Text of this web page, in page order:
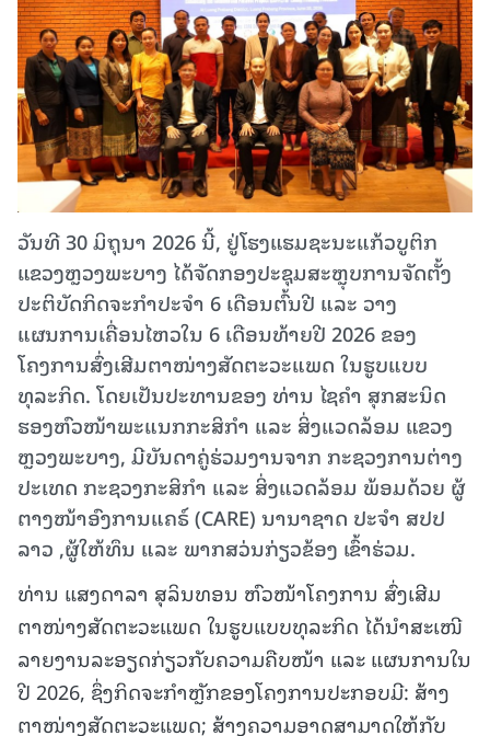
ວັນທີ 30 ມິຖຸນາ 2026 ນີ້, ຢູ່ໂຮງແຮມຊະນະແກ້ວບູຕິກ
ແຂວງຫຼວງພະບາງ ໄດ້ຈັດກອງປະຊຸມສະຫຼຸບການຈັດຕັ້ງ
ປະຕິບັດກິດຈະກຳປະຈຳ 6 ເດືອນຕົ້ນປີ ແລະ ວາງ
ແຜນການເຄື່ອນໄຫວໃນ 6 ເດືອນທ້າຍປີ 2026 ຂອງ
ໂຄງການສົ່ງເສີມຕາໜ່າງສັດຕະວະແພດ ໃນຮູບແບບ
ທຸລະກິດ. ໂດຍເປັນປະທານຂອງ ທ່ານ ໄຊຄໍາ ສຸກສະນິດ
ຮອງຫົວໜ້າພະແນກກະສິກຳ ແລະ ສິ່ງແວດລ້ອມ ແຂວງ
ຫຼວງພະບາງ, ມີບັນດາຄູ່ຮ່ວມງານຈາກ ກະຊວງການຕ່າງ
ປະເທດ ກະຊວງກະສິກຳ ແລະ ສິ່ງແວດລ້ອມ ພ້ອມດ້ວຍ ຜູ້
ຕາງໜ້າອົງການແຄຣ໌ (CARE) ນານາຊາດ ປະຈຳ ສປປ
ລາວ ,ຜູ້ໃຫ້ທຶນ ແລະ ພາກສວ່ນກ່ຽວຂ້ອງ ເຂົ້າຮ່ວມ.
ທ່ານ ແສງດາລາ ສຸລິນທອນ ຫົວໜ້າໂຄງການ ສົ່ງເສີມ
ຕາໜ່າງສັດຕະວະແພດ ໃນຮູບແບບທຸລະກິດ ໄດ້ນຳສະເໜີ
ລາຍງານລະອຽດກ່ຽວກັບຄວາມຄືບໜ້າ ແລະ ແຜນການໃນ
ປີ 2026, ຊຶ່ງກິດຈະກຳຫຼັກຂອງໂຄງການປະກອບມີ: ສ້າງ
ຕາໜ່າງສັດຕະວະແພດ; ສ້າງຄວາມອາດສາມາດໃຫ້ກັບ